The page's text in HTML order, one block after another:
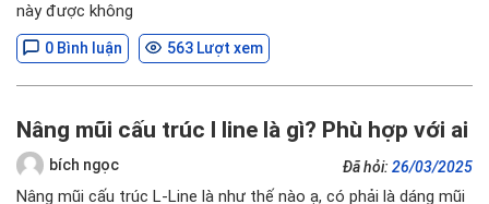
này được không
0 Bình luận 563 Lượt xem
Nâng mũi cấu trúc l line là gì? Phù hợp với ai
bích ngọc Đã hỏi: 26/03/2025
Nâng mũi cấu trúc L-Line là như thế nào ạ, có phải là dáng mũi